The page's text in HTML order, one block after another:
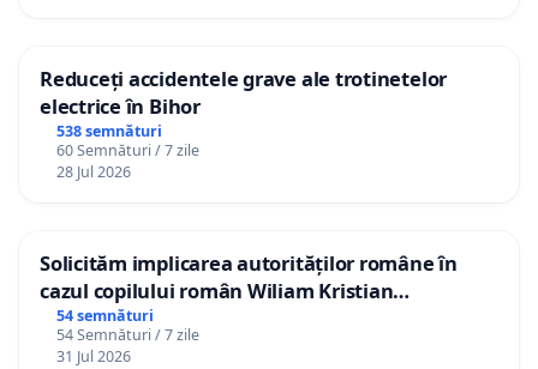
Reduceți accidentele grave ale trotinetelor
electrice în Bihor
538 semnături
60 Semnături / 7 zile
28 Jul 2026
Solicităm implicarea autorităților române în
cazul copilului român Wiliam Kristian
Gheorghe, aflat în plasament în Danemarca de
12 ani
54 semnături
54 Semnături / 7 zile
31 Jul 2026